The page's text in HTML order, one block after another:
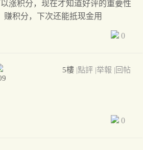
涨积分，现在才知道好评的重要性
赚积分，下次还能抵现金用
0
5樓 |點評 |举報 |回帖
0